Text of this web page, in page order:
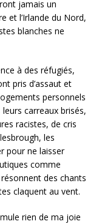
jamais un
et l’Irlande du Nord,
blanches ne
à des réfugiés,
pris d’assaut et
personnels
carreaux brisés,
racistes, de cris
les
pour ne laisser
comme
des chants
claquent au vent.
rien de ma joie